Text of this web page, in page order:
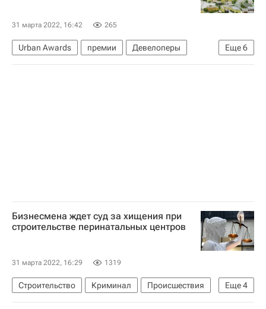
31 марта 2022, 16:42 265
Еще6
Urban Awards премии
Девелоперы
Архитектура
Эталон
Краснодарский край
Бизнесмена ждет суд за хищения при
строительстве перинатальных центров
31 марта 2022, 16:29 1319
Еще4
Строительство Криминал
Происшествия
Москва
Петрозаводск
Псков